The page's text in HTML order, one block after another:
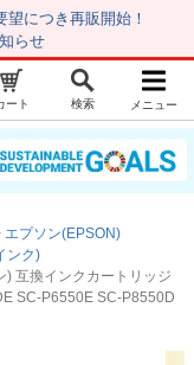
につき再販開始！
らせ
マイページ
お気に入り
レビュー履歴
ート 検索 メニュー
エプソン(EPSON)
ンク)
) 互換インクカートリッジ
SC-P6550E SC-P8550D